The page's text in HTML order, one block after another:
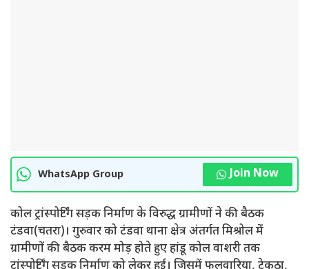
WhatsApp Group Join Now
कोल ट्रांस्पोर्टिंग सड़क निर्माण के विरुद्ध ग्रामीणों ने की बैठक
टंडवा(चतरा)। गुरुवार को टंडवा थाना क्षेत्र अंतर्गत मिश्रोल में
ग्रामीणों की बैठक करम मोड़ होते हुए हांडू कोल वाशरी तक